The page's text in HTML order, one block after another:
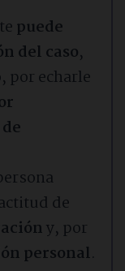
puede
del caso,
por echarle
de
y, por
personal.